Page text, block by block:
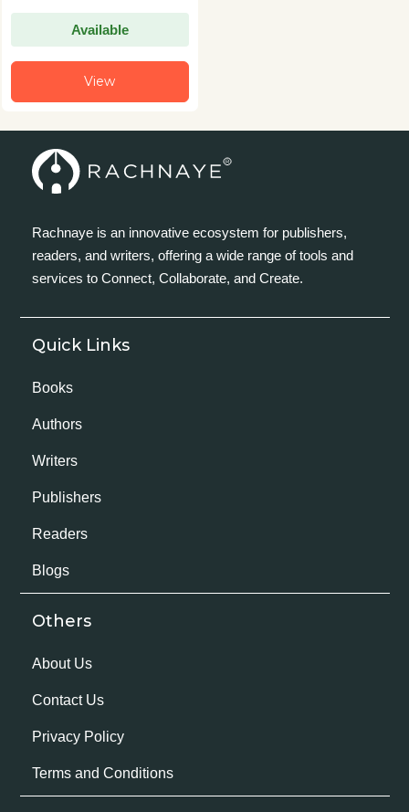
Available
View
Rachnaye is an innovative ecosystem for publishers,
readers, and writers, offering a wide range of tools and
services to Connect, Collaborate, and Create.
Quick Links
Books
Authors
Writers
Publishers
Readers
Blogs
Others
About Us
Contact Us
Privacy Policy
Terms and Conditions